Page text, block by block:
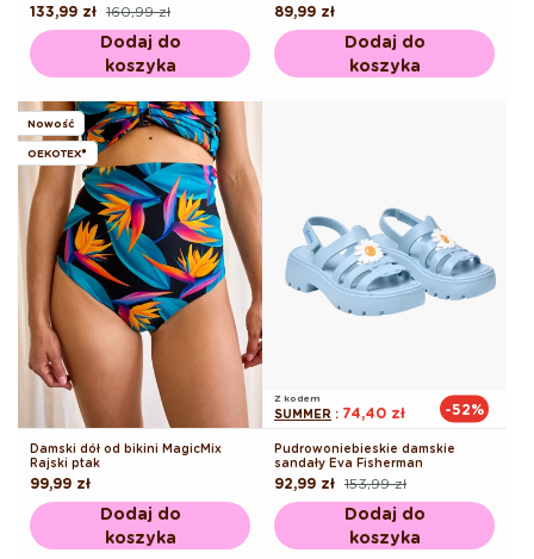
Cena
regularna
160,99 zł
Cena
promocyjna
133,99 zł
Dodaj do
koszyka
Cena
regularna
89,99 zł
Dodaj do
koszyka
Nowość
OEKOTEX®
Damski dół od bikini MagicMix
Rajski ptak
Cena
regularna
99,99 zł
Dodaj do
koszyka
Z kodem
SUMMER : 74,40 zł -52%
Pudrowoniebieskie damskie
sandały Eva Fisherman
Cena
regularna
153,99 zł
Cena
promocyjna
92,99 zł
Dodaj do
koszyka